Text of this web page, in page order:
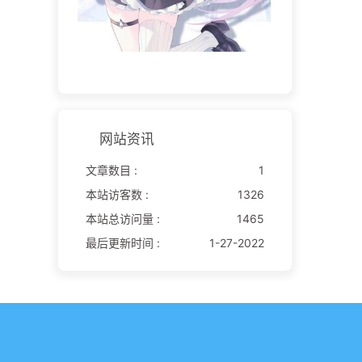
网站资讯
文章数目 :
1
本站访客数 :
1326
本站总访问量 :
1465
最后更新时间 :
1-27-2022